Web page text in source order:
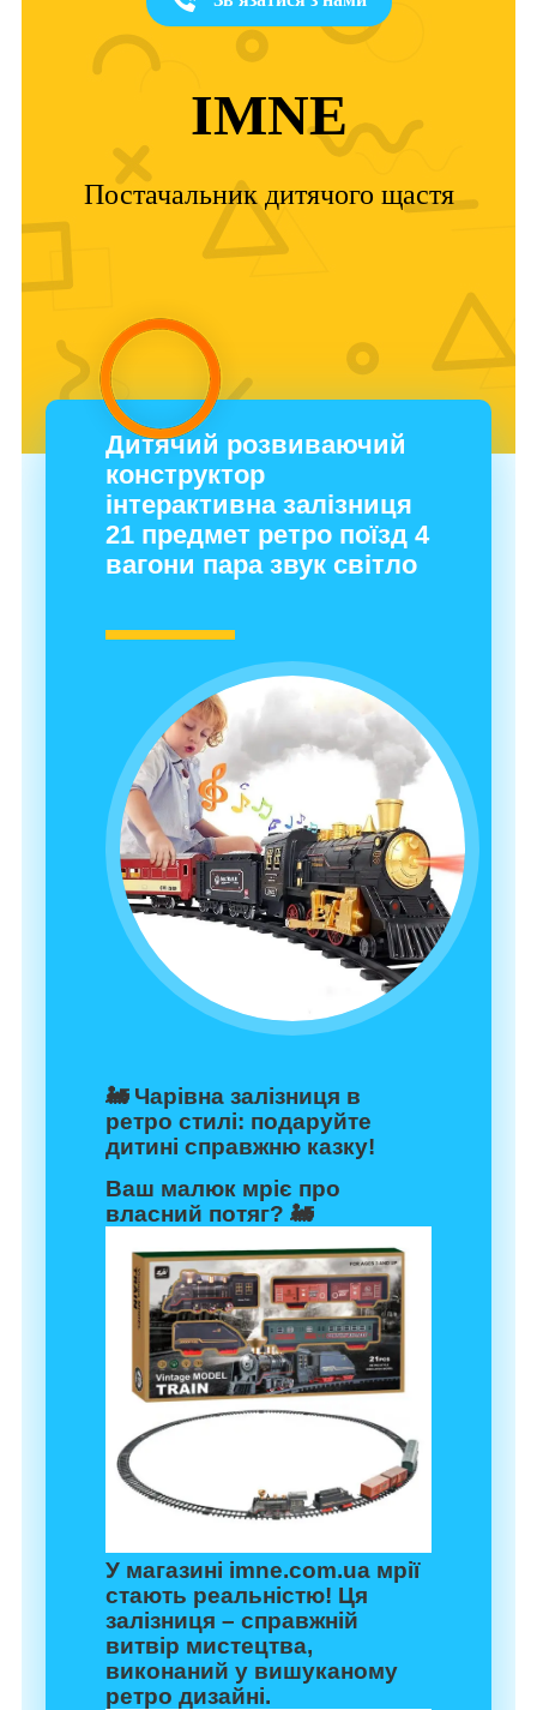
IMNE
Постачальник дитячого щастя
Дитячий розвиваючий
конструктор
інтерактивна залізниця
21 предмет ретро поїзд 4
вагони пара звук світло
🚂 Чарівна залізниця в
ретро стилі: подаруйте
дитині справжню казку!
Ваш малюк мріє про
власний потяг? 🚂
У магазині imne.com.ua мрії
стають реальністю! Ця
залізниця – справжній
витвір мистецтва,
виконаний у вишуканому
ретро дизайні.